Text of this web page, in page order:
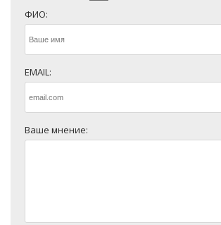
ФИО:
EMAIL:
Ваше мнение: